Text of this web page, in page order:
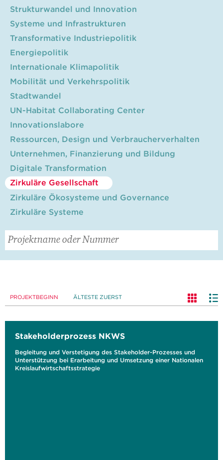
Strukturwandel und Innovation
Systeme und Infrastrukturen
Transformative Industriepolitik
Energiepolitik
Internationale Klimapolitik
Mobilität und Verkehrspolitik
Stadtwandel
UN-Habitat Collaborating Center
Innovationslabore
Ressourcen, Design und Verbraucherverhalten
Unternehmen, Finanzierung und Bildung
Digitale Transformation
Zirkuläre Gesellschaft
Zirkuläre Ökosysteme und Governance
Zirkuläre Systeme
PROJEKTBEGINN ÄLTESTE ZUERST
Stakeholderprozess NKWS
Begleitung und Verstetigung des Stakeholder-Prozesses und
Unterstützung bei Erarbeitung und Umsetzung einer Nationalen
Kreislaufwirtschaftsstrategie